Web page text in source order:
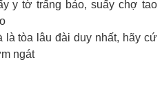
y tờ trấng bảo, suấy chợ tao
là tòa lâu đài duy nhất, hãy cứ
ngát